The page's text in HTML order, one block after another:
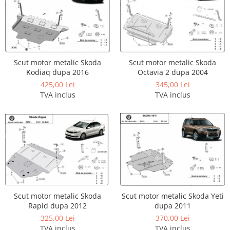
Carlige Jaecoo E5
Carlige Jeep
Carlige Kia
Carlige Kia EV4
Carlige Kia EV5
Carlige Kia PV5
Carlige Lada
Carlige Lancia
Carlige Land Rover
Carlige Lexus
Carlige MAN
Carlige Mazda
Carlige Mercedes
Carlige MG
Carlige Mini
Covorase auto Toyota
Covorase auto Volvo
Covorase auto Vw
Scut motor MAN
Scut motor Maxus
Scut motor Mazda
Scut motor Mercedes
Scut motor MG
Scut motor Mini
Scut motor Mitsubishi
Scut motor Nissan
Scut motor Opel
Scut motor Peugeot
Scut motor Porsche
Scut motor Renault
Scut motor SAAB
Scut motor Seat
Scut motor Skoda
Scut motor metalic Skoda
Kodiaq dupa 2016
425,00 Lei
TVA inclus
Scut motor metalic Skoda
Octavia 2 dupa 2004
345,00 Lei
TVA inclus
Scut motor metalic Skoda
Rapid dupa 2012
325,00 Lei
Scut motor metalic Skoda Yeti
dupa 2011
370,00 Lei